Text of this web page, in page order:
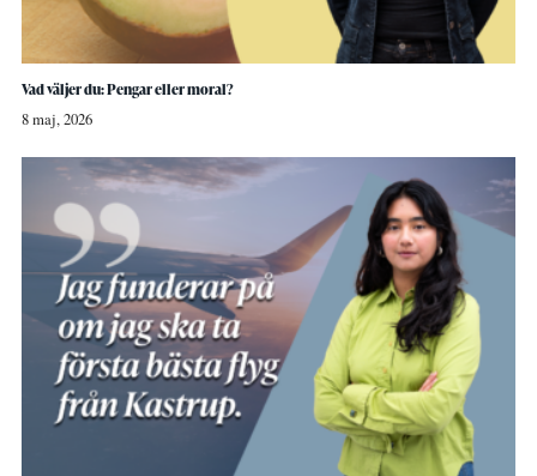
Vad väljer du: Pengar eller moral?
8 maj, 2026